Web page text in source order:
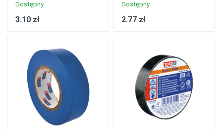
Dostępny
3.10 zł
Dostępny
2.77 zł